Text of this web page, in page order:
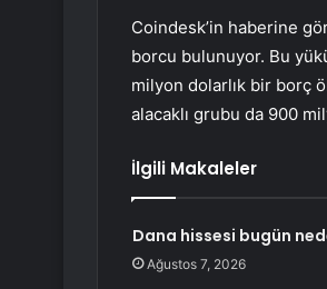
Coindesk’in haberine
borcu bulunuyor. Bu
milyon dolarlık bir borç
alacaklı grubu da 900
İlgili Makaleler
Dana hissesi bugün
Ağustos 7, 2026